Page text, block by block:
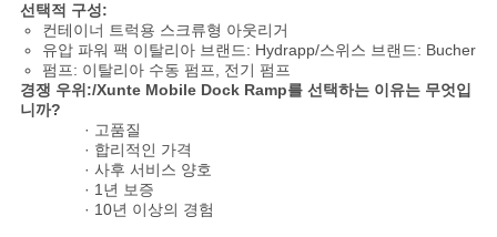
선택적 구성:
컨테이너 트럭용 스크류형 아웃리거
유압 파워 팩 이탈리아 브랜드: Hydrapp/스위스 브랜드: Bucher
펌프: 이탈리아 수동 펌프, 전기 펌프
경쟁 우위:/Xunte Mobile Dock Ramp를 선택하는 이유는 무엇입
니까?
· 고품질
· 합리적인 가격
· 사후 서비스 양호
· 1년 보증
· 10년 이상의 경험